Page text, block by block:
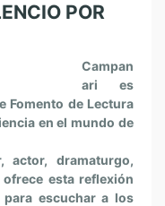
POR
Campan
ari es
Fomento de Lectura
en el mundo de
actor, dramaturgo,
esta reflexión
escuchar a los